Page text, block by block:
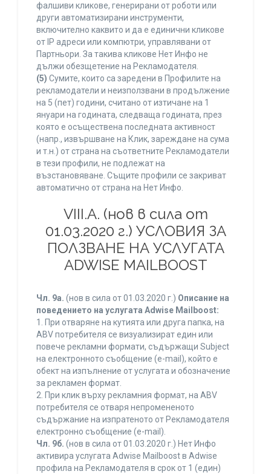
фалшиви кликове, генерирани от роботи или
други автоматизирани инструменти,
включително каквито и да е единични кликове
от IP адреси или компютри, управлявани от
Партньори. За такива кликове Нет Инфо не
дължи обезщетение на Рекламодателя.
(5) Сумите, които са заредени в Профилите на
рекламодатели и неизползвани в продължение
на 5 (пет) години, считано от изтичане на 1
януари на годината, следваща годината, през
която е осъществена последната активност
(напр., извършване на Клик, зареждане на сума
и т.н.) от страна на съответните Рекламодатели
в тези профили, не подлежат на
възстановяване. Същите профили се закриват
автоматично от страна на Нет Инфо.
VIII.A. (нов в сила от
01.03.2020 г.) УСЛОВИЯ ЗА
ПОЛЗВАНЕ НА УСЛУГАТА
ADWISE MAILBOOST
Чл. 9а. (нов в сила от 01.03.2020 г.) Описание на
поведението на услугата Adwise Mailboost:
1. При отваряне на кутията или друга папка, на
ABV потребителя се визуализират един или
повече рекламни формати, съдържащи Subject
на електронното съобщение (e-mail), който е
обект на изпълнение от услугата и обозначение
за рекламен формат.
2. При клик върху рекламния формат, на ABV
потребителя се отваря непромененото
съдържание на изпратеното от Рекламодателя
електронно съобщение (e-mail).
Чл. 9б. (нов в сила от 01.03.2020 г.) Нет Инфо
активира услугата Adwise Mailboost в Adwise
профила на Рекламодателя в срок от 1 (един)